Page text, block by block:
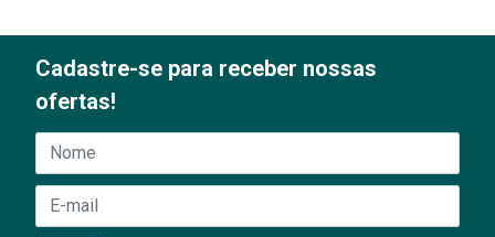
Cadastre-se para receber nossas
ofertas!